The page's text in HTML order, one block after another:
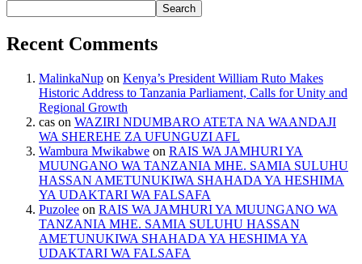
Search
Recent Comments
MalinkaNup on Kenya’s President William Ruto Makes
Historic Address to Tanzania Parliament, Calls for Unity and
Regional Growth
cas on WAZIRI NDUMBARO ATETA NA WAANDAJI
WA SHEREHE ZA UFUNGUZI AFL
Wambura Mwikabwe on RAIS WA JAMHURI YA
MUUNGANO WA TANZANIA MHE. SAMIA SULUHU
HASSAN AMETUNUKIWA SHAHADA YA HESHIMA
YA UDAKTARI WA FALSAFA
Puzolee on RAIS WA JAMHURI YA MUUNGANO WA
TANZANIA MHE. SAMIA SULUHU HASSAN
AMETUNUKIWA SHAHADA YA HESHIMA YA
UDAKTARI WA FALSAFA